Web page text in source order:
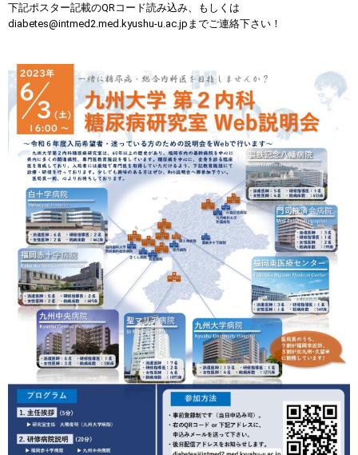
下記ポスター記載のQRコード読み込み、もしくは
diabetes@intmed2.med.kyushu-u.ac.jpまでご連絡下さい！